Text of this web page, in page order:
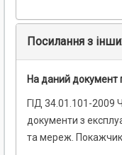
Посилання з
На даний документ
ГІД 34.01.101-2009
документи з
та мереж.